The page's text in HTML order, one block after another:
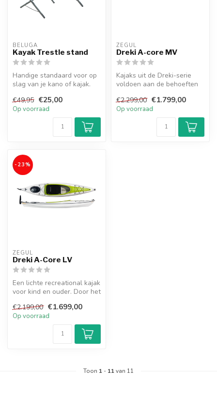
BELUGA
Kayak Trestle stand
Handige standaard voor op
slag van je kano of kajak.
€49,95 €25,00
Op voorraad
ZEGUL
Dreki A-core MV
Kajaks uit de Dreki-serie
voldoen aan de behoeften
pedde...
€2.299,00 €1.799,00
Op voorraad
-23%
ZEGUL
Dreki A-Core LV
Een lichte recreational kajak
voor kind en ouder. Door het
€2.199,00 €1.699,00
Op voorraad
Toon 1 - 11van 11